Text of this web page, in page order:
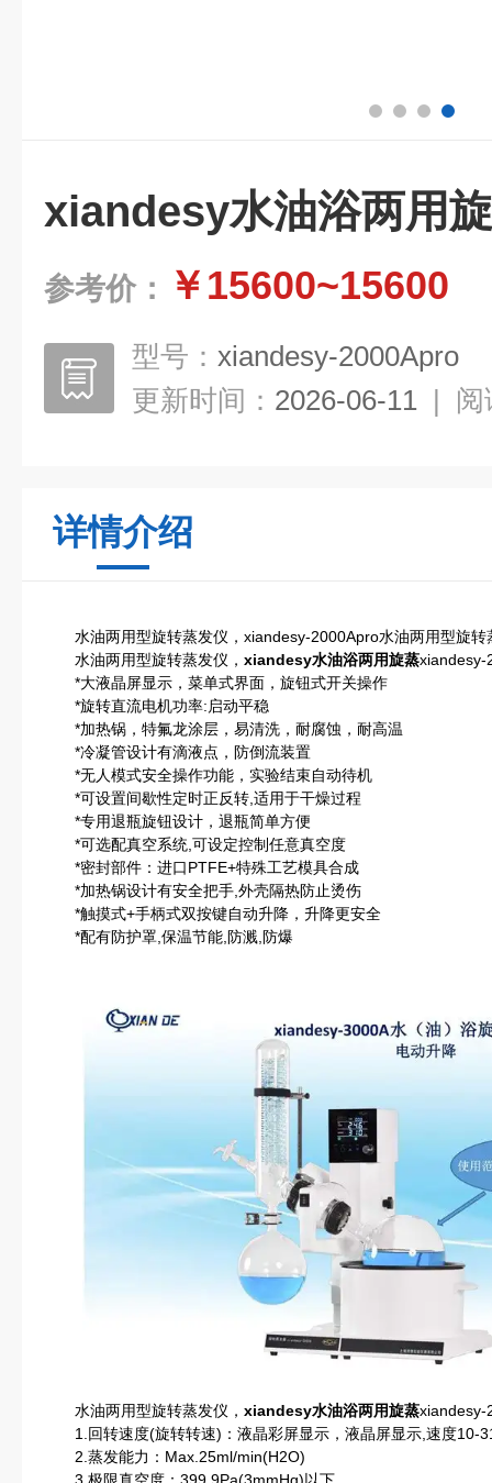
xiandesy水油浴两用
参考价： ￥15600~15600
型号： xiandesy-2000Apro
更新时间： 2026-06-11 | 阅
详情介绍
水油两用型旋转蒸发仪，xiandesy-2000Apro水油两用型旋转
水油两用型旋转蒸发仪， xiandesy水油浴两用旋蒸xiandesy-
*大液晶屏显示，菜单式界面，旋钮式开关操作
*旋转直流电机功率:启动平稳
*加热锅，特氟龙涂层，易清洗，耐腐蚀，耐高温
*冷凝管设计有滴液点，防倒流装置
*无人模式安全操作功能，实验结束自动待机
*可设置间歇性定时正反转,适用于干燥过程
*专用退瓶旋钮设计，退瓶简单方便
*可选配真空系统,可设定控制任意真空度
*密封部件：进口PTFE+特殊工艺模具合成
*加热锅设计有安全把手,外壳隔热防止烫伤
*触摸式+手柄式双按键自动升降，升降更安全
*配有防护罩,保温节能,防溅,防爆
水油两用型旋转蒸发仪， xiandesy水油浴两用旋蒸xiandesy-
1.回转速度(旋转转速)：液晶彩屏显示，液晶屏显示,速度10-
2.蒸发能力：Max.25ml/min(H2O)